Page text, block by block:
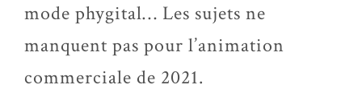
mode phygital… Les sujets ne
manquent pas pour l’animation
commerciale de 2021.